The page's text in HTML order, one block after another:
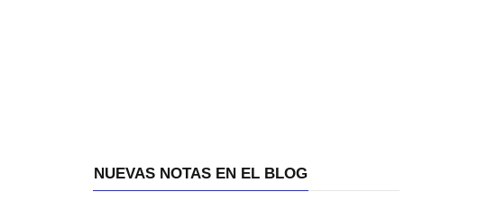
NUEVAS NOTAS EN EL BLOG